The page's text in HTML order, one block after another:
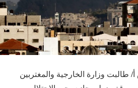
مايو /أ ش أ/ طالبت وزارة الخارجية والمغتربين